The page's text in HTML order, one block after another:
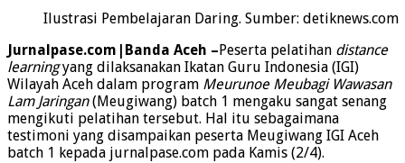
Ilustrasi Pembelajaran Daring. Sumber: detiknews.com
Jurnalpase.com|Banda Aceh – Peserta pelatihan distance
learningyang dilaksanakan Ikatan Guru Indonesia (IGI)
Wilayah Aceh dalam program Meurunoe Meubagi Wawasan
Lam Jaringan(Meugiwang) batch 1 mengaku sangat senang
mengikuti pelatihan tersebut. Hal itu sebagaimana
testimoni yang disampaikan peserta Meugiwang IGI Aceh
batch 1 kepada jurnalpase.com pada Kamis (2/4).